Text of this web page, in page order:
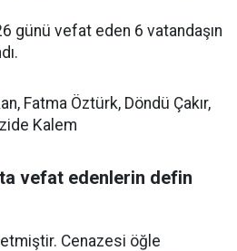
günü vefat eden 6 vatandaşın
Fatma Öztürk, Döndü Çakır,
Kalem
vefat edenlerin defin
Cenazesi öğle